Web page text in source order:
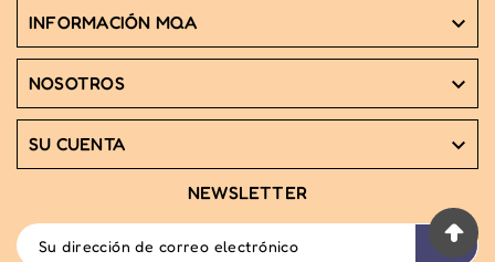
INFORMACIÓN MQA 
NOSOTROS 
SU CUENTA 
NEWSLETTER